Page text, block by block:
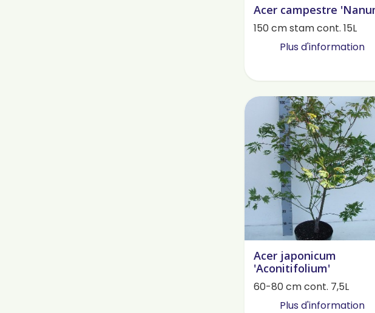
Acer campestre
150 cm stam cont. 15L
Plus d'information
Acer japonicum
'Aconitifolium'
60-80 cm cont. 7,5L
Plus d'information